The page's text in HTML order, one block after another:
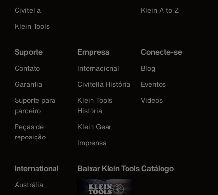
Civitella
Klein Tools
Klein A to Z
Suporte
Contato
Garantia
Suporte para
parceiro
Peças de
reposição
Empresa
Internacional
Civitella História
Klein Tools
História
Klein Gear
Imprensa
Conecte-se
Blog
Eventos
Videos
International
Austrália
Baixar Klein Tools Catálogo